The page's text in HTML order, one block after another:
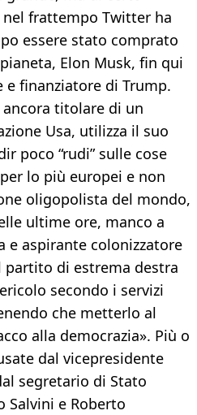
frattempo Twitter ha
essere stato comprato
Elon Musk, fin qui
finanziatore di Trump.
titolare di un
Usa, utilizza il suo
poco “rudi” sulle cose
lo più europei e non
oligopolista del mondo,
ultime ore, manco a
e aspirante colonizzatore
partito di estrema destra
secondo i servizi
che metterlo al
alla democrazia». Più o
dal vicepresidente
segretario di Stato
Salvini e Roberto